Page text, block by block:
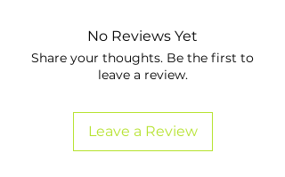
No Reviews Yet
Share your thoughts. Be the first to
leave a review.
Leave a Review